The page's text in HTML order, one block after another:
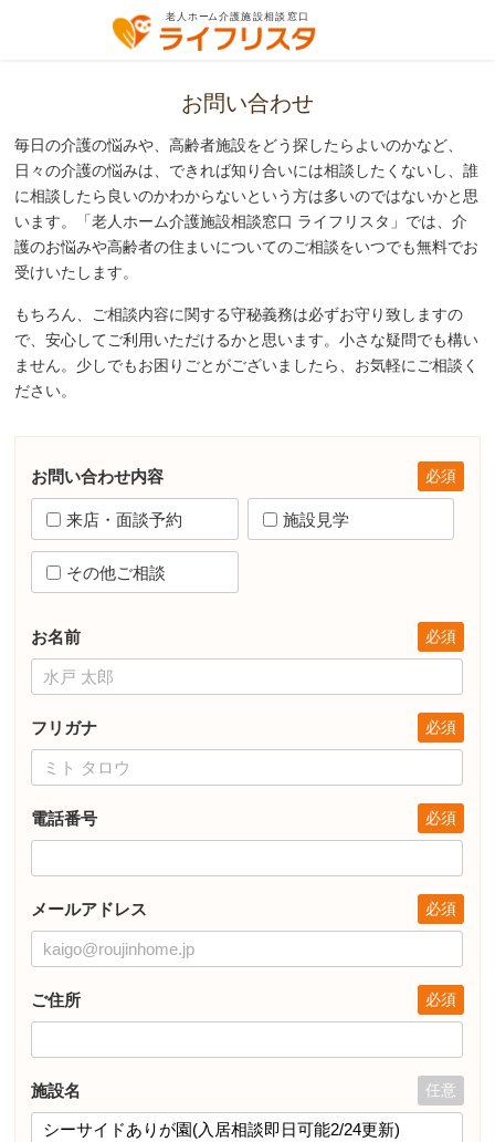
お問い合わせ
毎日の介護の悩みや、高齢者施設をどう探したらよいのかなど、
日々の介護の悩みは、できれば知り合いには相談したくないし、誰
に相談したら良いのかわからないという方は多いのではないかと思
います。「老人ホーム介護施設相談窓口 ライフリスタ」では、介
護のお悩みや高齢者の住まいについてのご相談をいつでも無料でお
受けいたします。
もちろん、ご相談内容に関する守秘義務は必ずお守り致しますの
で、安心してご利用いただけるかと思います。小さな疑問でも構い
ません。少しでもお困りごとがございましたら、お気軽にご相談く
ださい。
お問い合わせ内容
来店・面談予約 施設見学
その他ご相談
お名前
フリガナ
電話番号
メールアドレス
ご住所
施設名